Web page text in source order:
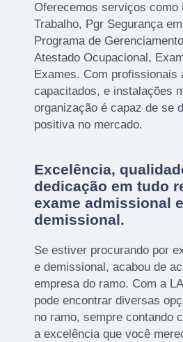
Oferecemos serviços como
Trabalho, Pgr Segurança
Programa de
Atestado Ocupacional,
Exames. Com profissionais
capacitados, e instalações
organização é capaz de se
positiva no mercado.
Excelência,
dedicação em tudo
exame admissional e
demissional.
Se estiver procurando por
e demissional, acabou de
empresa do ramo. Com a
pode encontrar diversas
no ramo, sempre contando
a excelência que você